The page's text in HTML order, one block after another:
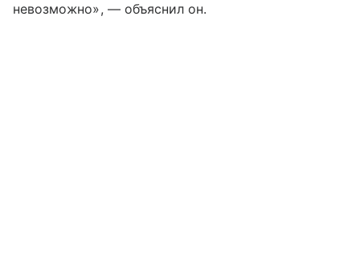
невозможно», — объяснил он.